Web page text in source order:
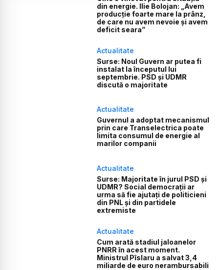
din energie. Ilie Bolojan: „Avem
producție foarte mare la prânz,
de care nu avem nevoie și avem
deficit seara”
Actualitate
Surse: Noul Guvern ar putea fi
instalat la începutul lui
septembrie. PSD și UDMR
discută o majoritate
Actualitate
Guvernul a adoptat mecanismul
prin care Transelectrica poate
limita consumul de energie al
marilor companii
Actualitate
Surse: Majoritate în jurul PSD și
UDMR? Social democrații ar
urma să fie ajutați de politicieni
din PNL și din partidele
extremiste
Actualitate
Cum arată stadiul jaloanelor
PNRR în acest moment.
Ministrul Pîslaru a salvat 3,4
miliarde de euro nerambursabili